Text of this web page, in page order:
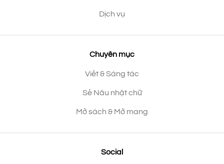
Dịch vụ
Chuyên mục
Viết & Sáng tác
Sẻ Nâu nhặt chữ
Mở sách & Mở mang
Social